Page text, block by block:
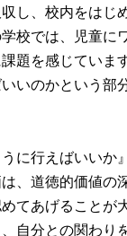
し、校内をはじ
校では、児童に
題を感じていま
いのかという部
に行えばいいか
、道徳的価値の
てあげることが
自分との関わり